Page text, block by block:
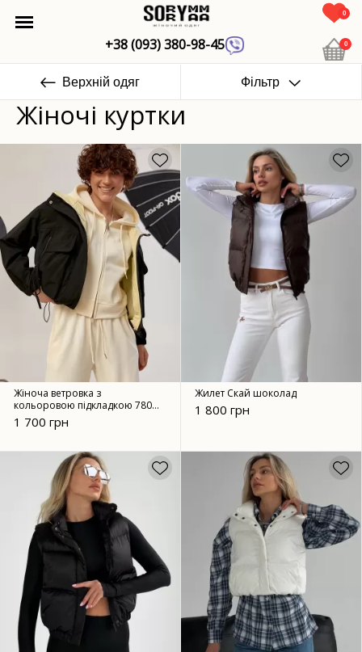
+38 (093) 380-98-45
0
0
Верхній одяг Фільтр
Жіночі куртки
Жіноча ветровка з
кольоровою підкладкою 7805
чорний
1 700 грн
Жилет Скай шоколад
1 800 грн